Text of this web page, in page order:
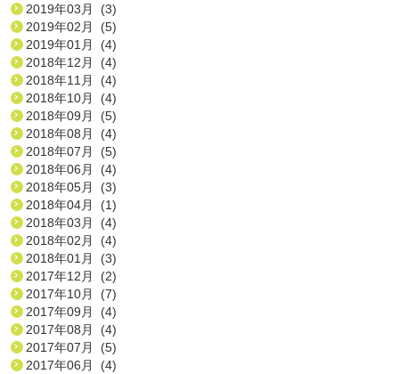
2019年03月 (3)
2019年02月 (5)
2019年01月 (4)
2018年12月 (4)
2018年11月 (4)
2018年10月 (4)
2018年09月 (5)
2018年08月 (4)
2018年07月 (5)
2018年06月 (4)
2018年05月 (3)
2018年04月 (1)
2018年03月 (4)
2018年02月 (4)
2018年01月 (3)
2017年12月 (2)
2017年10月 (7)
2017年09月 (4)
2017年08月 (4)
2017年07月 (5)
2017年06月 (4)